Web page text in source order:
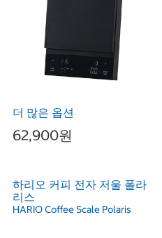
더 많은 옵션
62,900원
하리오 커피 전자 저울 폴라
리스
HARIO Coffee Scale Polaris